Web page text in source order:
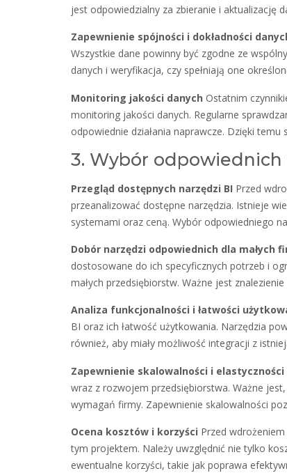
jest odpowiedzialny za zbieranie i aktualizację
Zapewnienie spójności i dokładności
Wszystkie dane powinny być zgodne ze
danych i weryfikacja, czy spełniają one
Monitoring jakości danych Ostatnim
monitoring jakości danych. Regularne
odpowiednie działania naprawcze. Dzięki
3. Wybór odpowiednich
Przegląd dostępnych narzędzi BI Przed
przeanalizować dostępne narzędzia. Istnieje
systemami oraz ceną. Wybór odpowiedniego
Dobór narzędzi odpowiednich dla małych
dostosowane do ich specyficznych potrzeb i
małych przedsiębiorstw. Ważne jest
Analiza funkcjonalności i łatwości
BI oraz ich łatwość użytkowania. Narzędzia
również, aby miały możliwość integracji z
Zapewnienie skalowalności i elastyczności
wraz z rozwojem przedsiębiorstwa. Ważne
wymagań firmy. Zapewnienie skalowalności
Ocena kosztów i korzyści Przed
tym projektem. Należy uwzględnić nie tylko
ewentualne korzyści, takie jak poprawa